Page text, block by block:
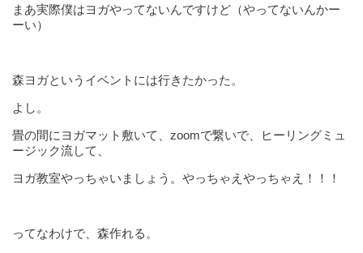
まあ実際僕はヨガやってないんですけど（やってないんかー
ーい）
森ヨガというイベントには行きたかった。
よし。
畳の間にヨガマット敷いて、zoomで繋いで、ヒーリングミュ
ージック流して、
ヨガ教室やっちゃいましょう。やっちゃえやっちゃえ！！！
ってなわけで、森作れる。